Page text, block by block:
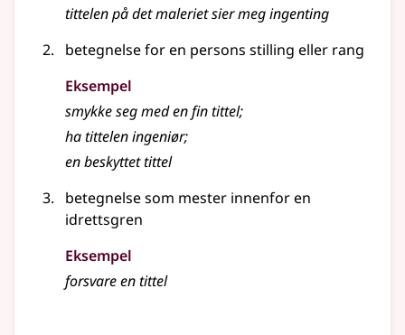
tittelenpå det maleriet sier meg ingenting
betegnelse for en persons stilling eller rang
Eksempel
smykke seg med en fintittel;
ha tittelen ingeniør;
en beskyttet tittel
betegnelse som mester innenfor en
idrettsgren
Eksempel
forsvare entittel